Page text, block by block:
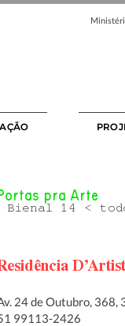
Bienal 14 <
pra Arte
24 de Outubro, 368,
99113-2426